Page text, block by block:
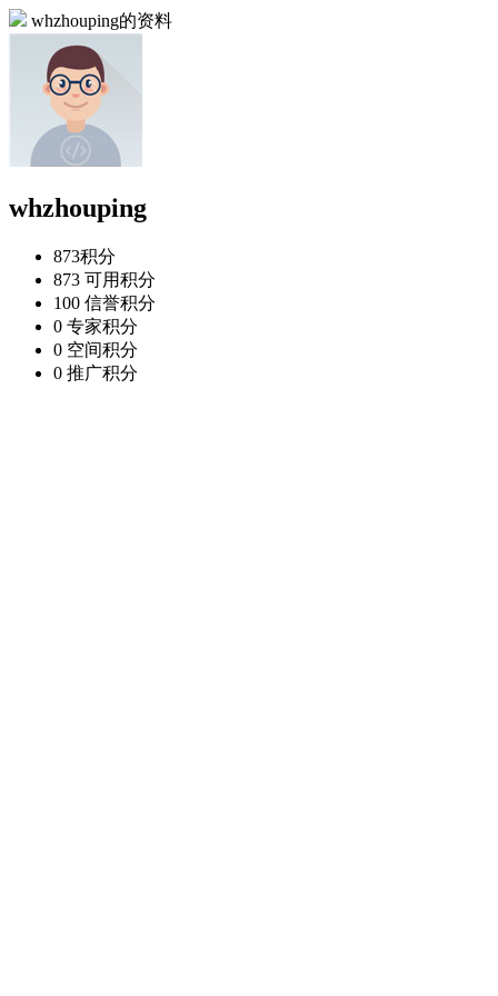
whzhouping的资料
whzhouping
873积分
873 可用积分
100 信誉积分
0 专家积分
0 空间积分
0 推广积分